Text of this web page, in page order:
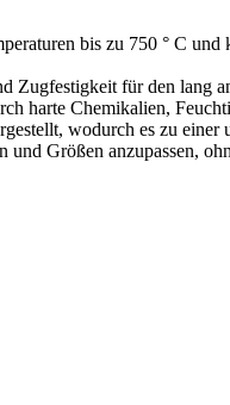
bis zu 750 ° C
Zugfestigkeit für den lang
harte Chemikalien,
wodurch es zu
Größen anzupassen,